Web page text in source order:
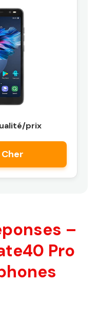
prix
–
Pro